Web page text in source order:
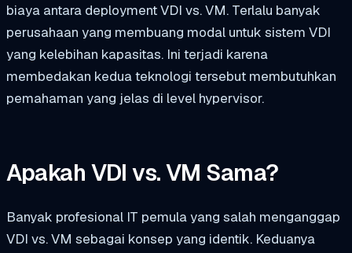
biaya antara deployment VDI vs. VM. Terlalu banyak
perusahaan yang membuang modal untuk sistem VDI
yang kelebihan kapasitas. Ini terjadi karena
membedakan kedua teknologi tersebut membutuhkan
pemahaman yang jelas di level hypervisor.
Apakah VDI vs. VM Sama?
Banyak profesional IT pemula yang salah menganggap
VDI vs. VM sebagai konsep yang identik. Keduanya